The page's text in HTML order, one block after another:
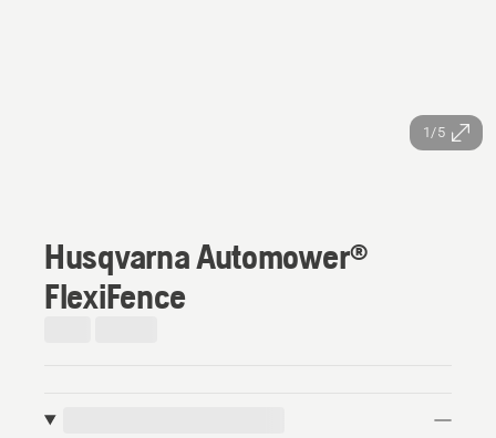
1/5
Husqvarna Automower®
FlexiFence